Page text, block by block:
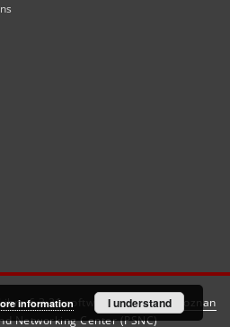
6.3.21software created by
Poznan
Networking Center (PSNC)
information I understand